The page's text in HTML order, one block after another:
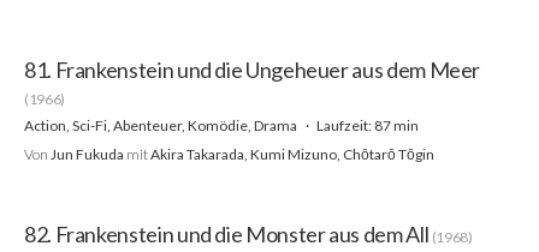
81. Frankenstein und die Ungeheuer aus dem Meer
(1966)
Action, Sci-Fi, Abenteuer, Komödie, Drama
Laufzeit: 87 min
Von Jun Fukuda mitAkira Takarada, Kumi Mizuno, Chōtarō Tōgin
82. Frankenstein und die Monster aus dem All (1968)